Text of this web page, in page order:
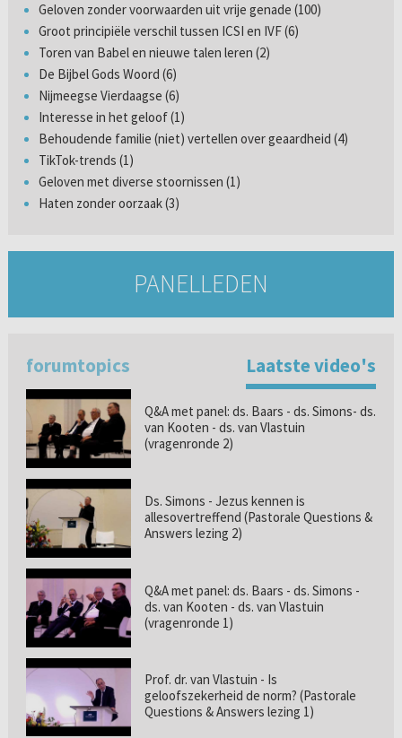
Geloven zonder voorwaarden uit vrije genade (100)
Groot principiële verschil tussen ICSI en IVF (6)
Toren van Babel en nieuwe talen leren (2)
De Bijbel Gods Woord (6)
Nijmeegse Vierdaagse (6)
Interesse in het geloof (1)
Behoudende familie (niet) vertellen over geaardheid (4)
TikTok-trends (1)
Geloven met diverse stoornissen (1)
Haten zonder oorzaak (3)
PANELLEDEN
forumtopics Laatste video's
Q&A met panel: ds. Baars - ds. Simons- ds.
van Kooten - ds. van Vlastuin
(vragenronde 2)
Ds. Simons - Jezus kennen is
allesovertreffend (Pastorale Questions &
Answers lezing 2)
Q&A met panel: ds. Baars - ds. Simons -
ds. van Kooten - ds. van Vlastuin
(vragenronde 1)
Prof. dr. van Vlastuin - Is
geloofszekerheid de norm? (Pastorale
Questions & Answers lezing 1)